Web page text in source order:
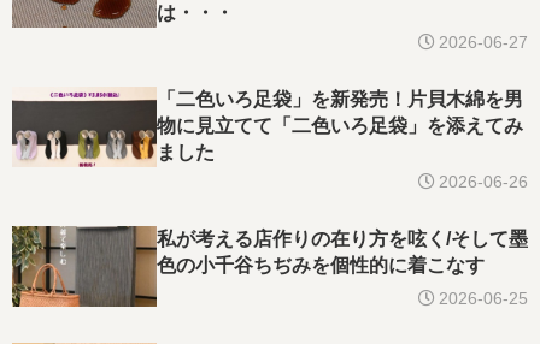
は・・・
2026-06-27
「二色いろ足袋」を新発売！片貝木綿を男
物に見立てて「二色いろ足袋」を添えてみ
ました
2026-06-26
私が考える店作りの在り方を呟く/そして墨
色の小千谷ちぢみを個性的に着こなす
2026-06-25